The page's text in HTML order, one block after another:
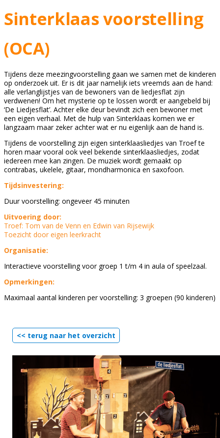
Sinterklaas voorstelling
(OCA)
Tijdens deze meezingvoorstelling gaan we samen met de kinderen
op onderzoek uit. Er is dit jaar namelijk iets vreemds aan de hand:
alle verlanglijstjes van de bewoners van de liedjesflat zijn
verdwenen! Om het mysterie op te lossen wordt er aangebeld bij
‘De Liedjesflat’. Achter elke deur bevindt zich een bewoner met
een eigen verhaal. Met de hulp van Sinterklaas komen we er
langzaam maar zeker achter wat er nu eigenlijk aan de hand is.
Tijdens de voorstelling zijn eigen sinterklaasliedjes van Troef te
horen maar vooral ook veel bekende sinterklaasliedjes, zodat
iedereen mee kan zingen. De muziek wordt gemaakt op
contrabas, ukelele, gitaar, mondharmonica en saxofoon.
Tijdsinvestering:
Duur voorstelling: ongeveer 45 minuten
Uitvoering door:
Troef: Tom van de Venn en Edwin van Rijsewijk
Toezicht door eigen leerkracht
Organisatie:
Interactieve voorstelling voor groep 1 t/m 4 in aula of speelzaal.
Opmerkingen:
Maximaal aantal kinderen per voorstelling: 3 groepen (90 kinderen)
<< terug naar het overzicht